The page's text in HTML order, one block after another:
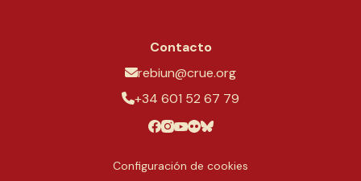
Contacto
rebiun@crue.org
+34 601 52 67 79
Configuración de cookies